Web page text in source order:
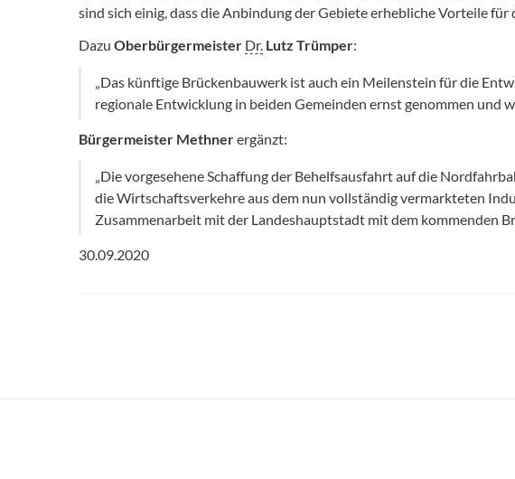
sind sich einig, dass die Anbindung der Gebiete erhebliche Vorteile
Dazu Oberbürgermeister Dr. Lutz Trümper:
„Das künftige Brückenbauwerk ist auch ein Meilenstein für die
regionale Entwicklung in beiden Gemeinden ernst genommen und
Bürgermeister Methnerergänzt:
„Die vorgesehene Schaffung der Behelfsausfahrt auf die
die Wirtschaftsverkehre aus dem nun vollständig vermarkteten
Zusammenarbeit mit der Landeshauptstadt mit dem kommenden
30.09.2020